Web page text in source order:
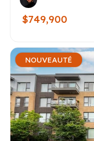
$749,900
NOUVEAUTÉ